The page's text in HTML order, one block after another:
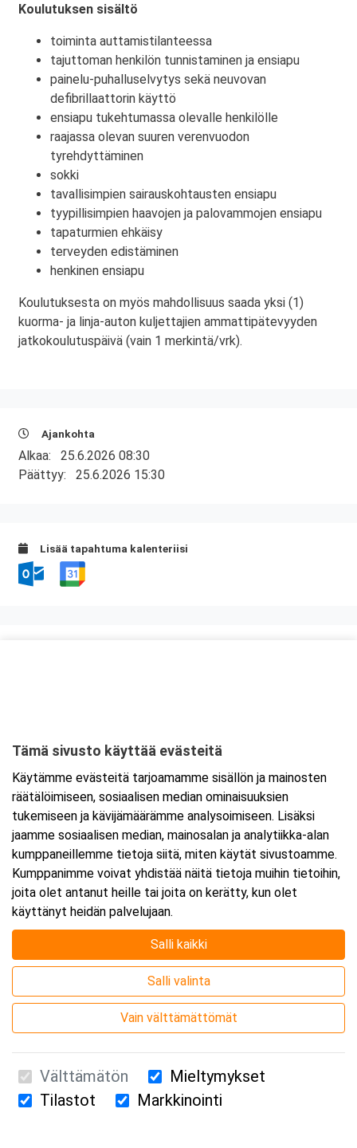
Koulutuksen sisältö
toiminta auttamistilanteessa
tajuttoman henkilön tunnistaminen ja ensiapu
painelu-puhalluselvytys sekä neuvovan
defibrillaattorin käyttö
ensiapu tukehtumassa olevalle henkilölle
raajassa olevan suuren verenvuodon
tyrehdyttäminen
sokki
tavallisimpien sairauskohtausten ensiapu
tyypillisimpien haavojen ja palovammojen ensiapu
tapaturmien ehkäisy
terveyden edistäminen
henkinen ensiapu
Koulutuksesta on myös mahdollisuus saada yksi (1)
kuorma- ja linja-auton kuljettajien ammattipätevyyden
jatkokoulutuspäivä (vain 1 merkintä/vrk).
Ajankohta
Alkaa: 25.6.2026 08:30
Päättyy: 25.6.2026 15:30
Lisää tapahtuma kalenteriisi
Tarkempi kartta ja ajo-ohjeet
Suomen Ensiapukoulutus Oy / Valimotie 21 / 00380 Helsinki
Tämä sivusto käyttää evästeitä
Käytämme evästeitä tarjoamamme sisällön ja mainosten
räätälöimiseen, sosiaalisen median ominaisuuksien
tukemiseen ja kävijämäärämme analysoimiseen. Lisäksi
jaamme sosiaalisen median, mainosalan ja analytiikka-alan
kumppaneillemme tietoja siitä, miten käytät sivustoamme.
Kumppanimme voivat yhdistää näitä tietoja muihin tietoihin,
joita olet antanut heille tai joita on kerätty, kun olet
käyttänyt heidän palvelujaan.
Salli kaikki
Salli valinta
Vain välttämättömät
Välttämätön
Mieltymykset
Tilastot
Markkinointi